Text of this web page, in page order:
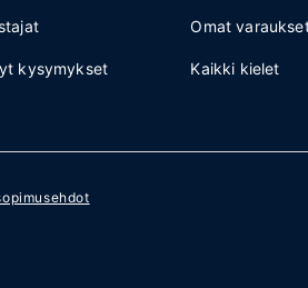
kysymykset
Omat
Kaikki kielet